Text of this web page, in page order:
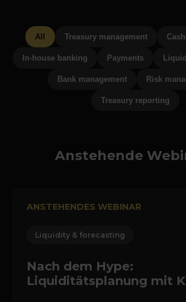
All Treasury management
In-house banking Payments
Bank management Risk
Treasury reporting
Anstehende
ANSTEHENDES WEBINAR
Liquidity & forecasting
Nach dem Hype:
Liquiditätsplanung mit